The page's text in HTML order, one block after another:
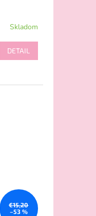
Skladom
DETAIL
€15,20
–53 %